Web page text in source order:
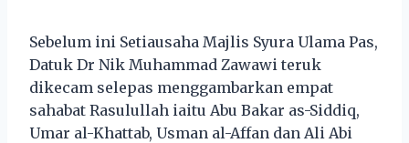
Sebelum ini Setiausaha Majlis Syura Ulama Pas,
Datuk Dr Nik Muhammad Zawawi teruk
dikecam selepas menggambarkan empat
sahabat Rasulullah iaitu Abu Bakar as-Siddiq,
Umar al-Khattab, Usman al-Affan dan Ali Abi